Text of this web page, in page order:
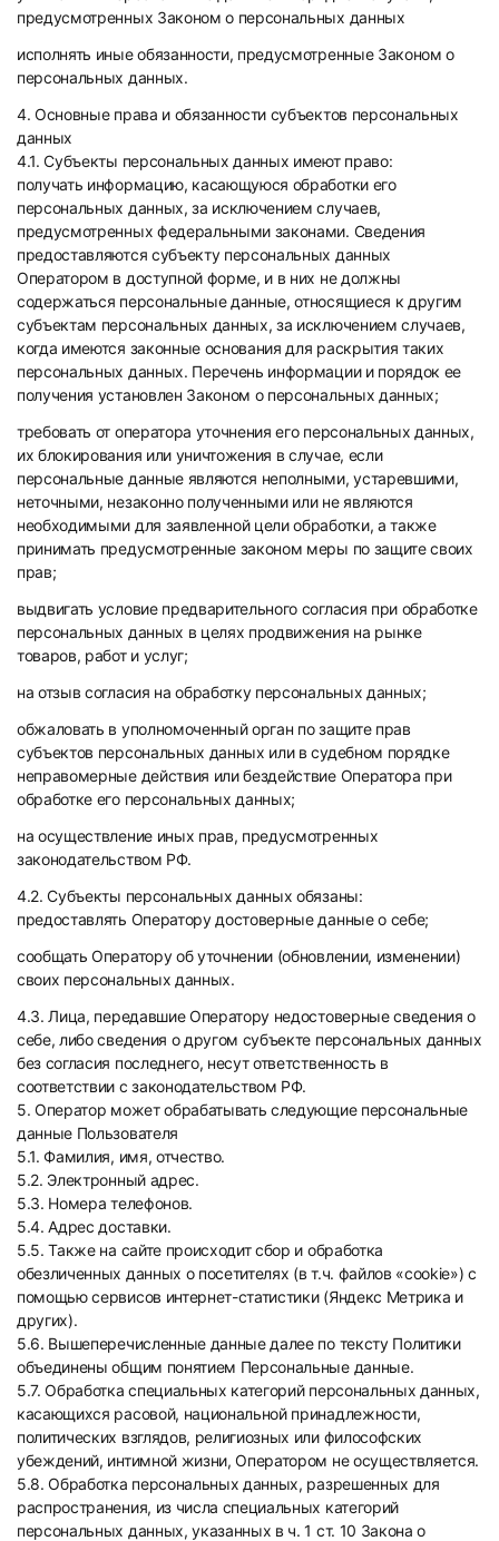
предусмотренных Законом о персональных данных
исполнять иные обязанности, предусмотренные Законом о
персональных данных.
4. Основные права и обязанности субъектов персональных
данных
4.1. Субъекты персональных данных имеют право:
получать информацию, касающуюся обработки его
персональных данных, за исключением случаев,
предусмотренных федеральными законами. Сведения
предоставляются субъекту персональных данных
Оператором в доступной форме, и в них не должны
содержаться персональные данные, относящиеся к другим
субъектам персональных данных, за исключением случаев,
когда имеются законные основания для раскрытия таких
персональных данных. Перечень информации и порядок ее
получения установлен Законом о персональных данных;
требовать от оператора уточнения его персональных данных,
их блокирования или уничтожения в случае, если
персональные данные являются неполными, устаревшими,
неточными, незаконно полученными или не являются
необходимыми для заявленной цели обработки, а также
принимать предусмотренные законом меры по защите своих
прав;
выдвигать условие предварительного согласия при обработке
персональных данных в целях продвижения на рынке
товаров, работ и услуг;
на отзыв согласия на обработку персональных данных;
обжаловать в уполномоченный орган по защите прав
субъектов персональных данных или в судебном порядке
неправомерные действия или бездействие Оператора при
обработке его персональных данных;
на осуществление иных прав, предусмотренных
законодательством РФ.
4.2. Субъекты персональных данных обязаны:
предоставлять Оператору достоверные данные о себе;
сообщать Оператору об уточнении (обновлении, изменении)
своих персональных данных.
4.3. Лица, передавшие Оператору недостоверные сведения о
себе, либо сведения о другом субъекте персональных данных
без согласия последнего, несут ответственность в
соответствии с законодательством РФ.
5. Оператор может обрабатывать следующие персональные
данные Пользователя
5.1. Фамилия, имя, отчество.
5.2. Электронный адрес.
5.3. Номера телефонов.
5.4. Адрес доставки.
5.5. Также на сайте происходит сбор и обработка
обезличенных данных о посетителях (в т.ч. файлов «cookie») с
помощью сервисов интернет-статистики (Яндекс Метрика и
других).
5.6. Вышеперечисленные данные далее по тексту Политики
объединены общим понятием Персональные данные.
5.7. Обработка специальных категорий персональных данных,
касающихся расовой, национальной принадлежности,
политических взглядов, религиозных или философских
убеждений, интимной жизни, Оператором не осуществляется.
5.8. Обработка персональных данных, разрешенных для
распространения, из числа специальных категорий
персональных данных, указанных в ч. 1 ст. 10 Закона о